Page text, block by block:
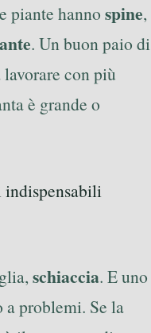
piante hanno spine,
. Un buon paio di
con più
è grande o
schiaccia. E uno
a problemi. Se la